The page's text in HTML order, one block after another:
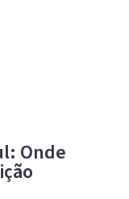
Onde